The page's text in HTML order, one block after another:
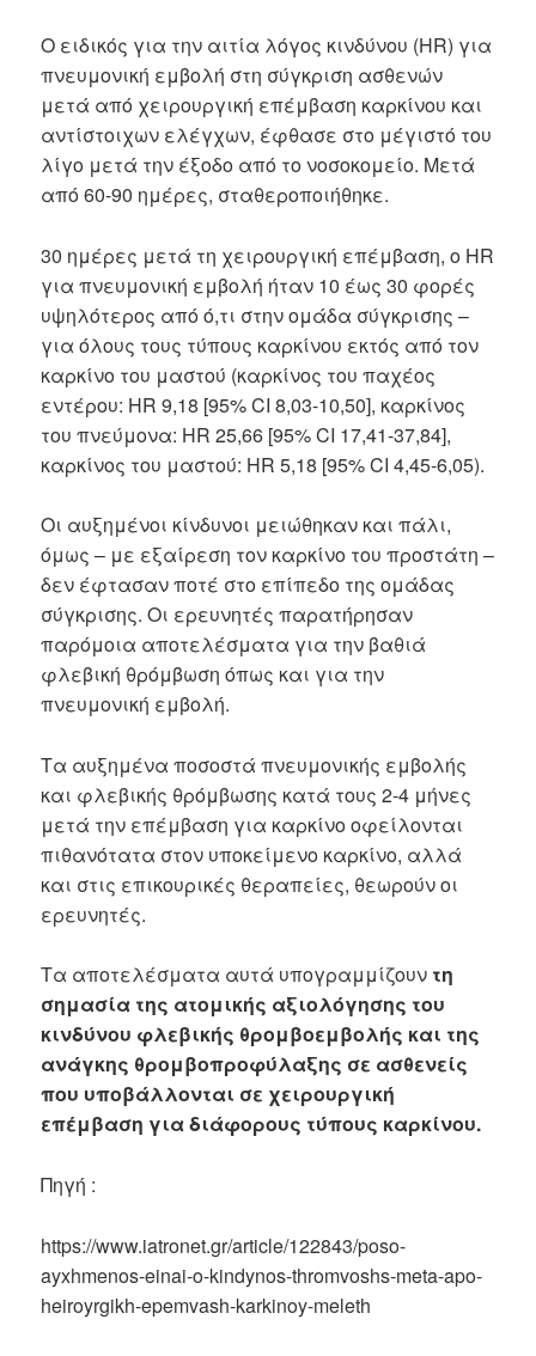
Ο ειδικός για την αιτία λόγος κινδύνου (HR) για
πνευμονική εμβολή στη σύγκριση ασθενών
μετά από χειρουργική επέμβαση καρκίνου και
αντίστοιχων ελέγχων, έφθασε στο μέγιστό του
λίγο μετά την έξοδο από το νοσοκομείο. Μετά
από 60-90 ημέρες, σταθεροποιήθηκε.
30 ημέρες μετά τη χειρουργική επέμβαση, ο HR
για πνευμονική εμβολή ήταν 10 έως 30 φορές
υψηλότερος από ό,τι στην ομάδα σύγκρισης –
για όλους τους τύπους καρκίνου εκτός από τον
καρκίνο του μαστού (καρκίνος του παχέος
εντέρου: HR 9,18 [95% CI 8,03-10,50], καρκίνος
του πνεύμονα: HR 25,66 [95% CI 17,41-37,84],
καρκίνος του μαστού: HR 5,18 [95% CI 4,45-6,05).
Οι αυξημένοι κίνδυνοι μειώθηκαν και πάλι,
όμως – με εξαίρεση τον καρκίνο του προστάτη –
δεν έφτασαν ποτέ στο επίπεδο της ομάδας
σύγκρισης. Οι ερευνητές παρατήρησαν
παρόμοια αποτελέσματα για την βαθιά
φλεβική θρόμβωση όπως και για την
πνευμονική εμβολή.
Τα αυξημένα ποσοστά πνευμονικής εμβολής
και φλεβικής θρόμβωσης κατά τους 2-4 μήνες
μετά την επέμβαση για καρκίνο οφείλονται
πιθανότατα στον υποκείμενο καρκίνο, αλλά
και στις επικουρικές θεραπείες, θεωρούν οι
ερευνητές.
Τα αποτελέσματα αυτά υπογραμμίζουν τη
σημασία της ατομικής αξιολόγησης του
κινδύνου φλεβικής θρομβοεμβολής και της
ανάγκης θρομβοπροφύλαξης σε ασθενείς
που υποβάλλονται σε χειρουργική
επέμβαση για διάφορους τύπους καρκίνου.
Πηγή :
https://www.iatronet.gr/article/122843/poso-
ayxhmenos-einai-o-kindynos-thromvoshs-meta-apo-
heiroyrgikh-epemvash-karkinoy-meleth